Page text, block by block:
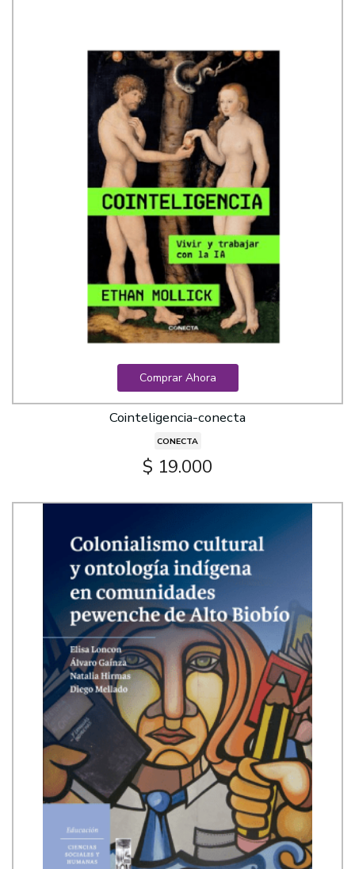
Comprar Ahora
Cointeligencia-conecta
CONECTA
$ 19.000